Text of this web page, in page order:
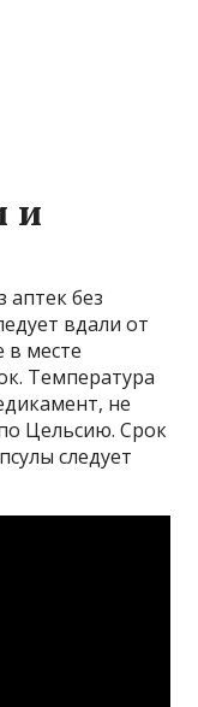
и
аптек без
вдали от
в месте
Температура
не
Цельсию. Срок
следует